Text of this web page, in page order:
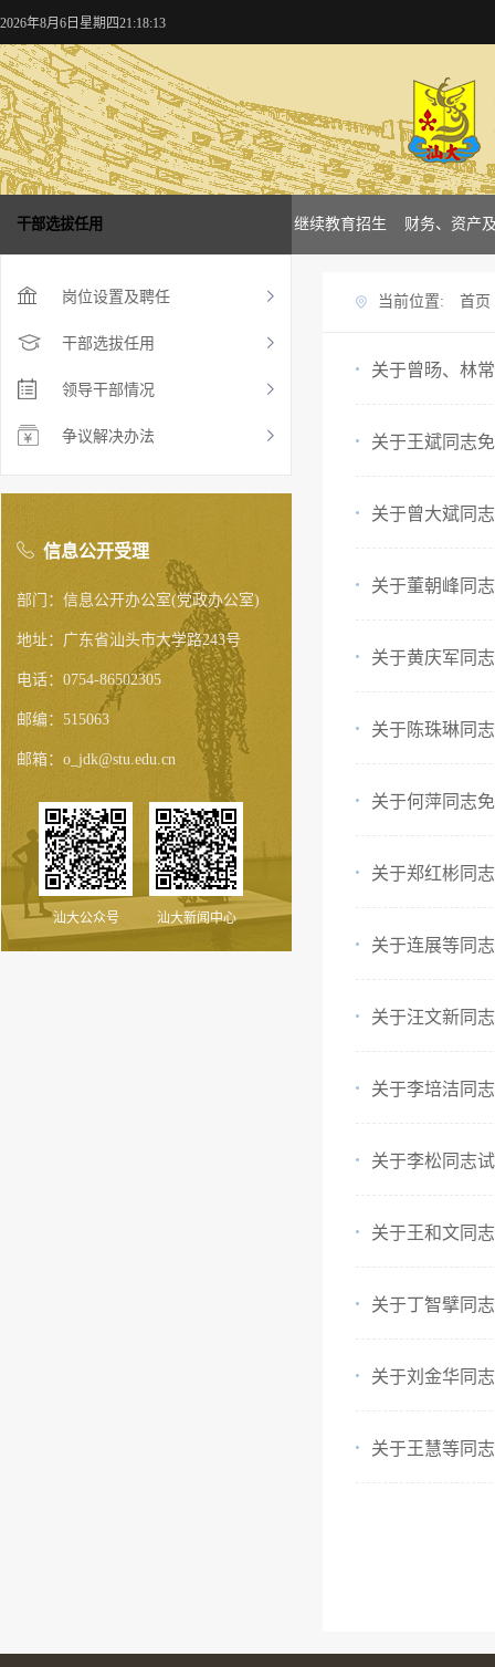
2026年8月6日星期四21:18:14
况 学校新闻 继续教育招生 财务、资产
干部选拔任用
岗位设置及聘任
干部选拔任用
领导干部情况
争议解决办法
信息公开受理
部门：信息公开办公室(党政办公室)
地址：广东省汕头市大学路243号
电话：0754-86502305
邮编：515063
邮箱：o_jdk@stu.edu.cn
汕大公众号 汕大新闻中心
当前位置: 首页
关于曾旸、林
关于王斌同志
关于曾大斌同
关于董朝峰同
关于黄庆军同
关于陈珠琳同
关于何萍同志
关于郑红彬同
关于连展等同
关于汪文新同
关于李培洁同
关于李松同志
关于王和文同
关于丁智擘同
关于刘金华同
关于王慧等同